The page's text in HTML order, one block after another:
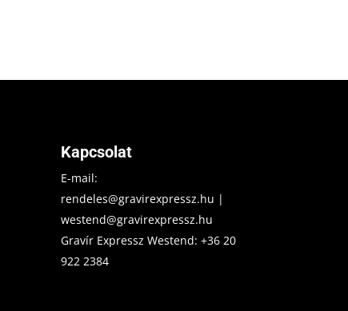
Kapcsolat
E-mail:
rendeles@gravirexpressz.hu |
westend@gravirexpressz.hu
Gravír Expressz Westend:+36 20
922 2384